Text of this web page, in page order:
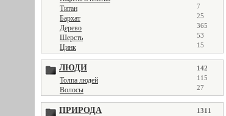
Титан 7
Бархат 25
Дерево 365
Шерсть 53
Цинк 15
ЛЮДИ 142
Толпа людей 115
Волосы 27
ПРИРОДА 1311